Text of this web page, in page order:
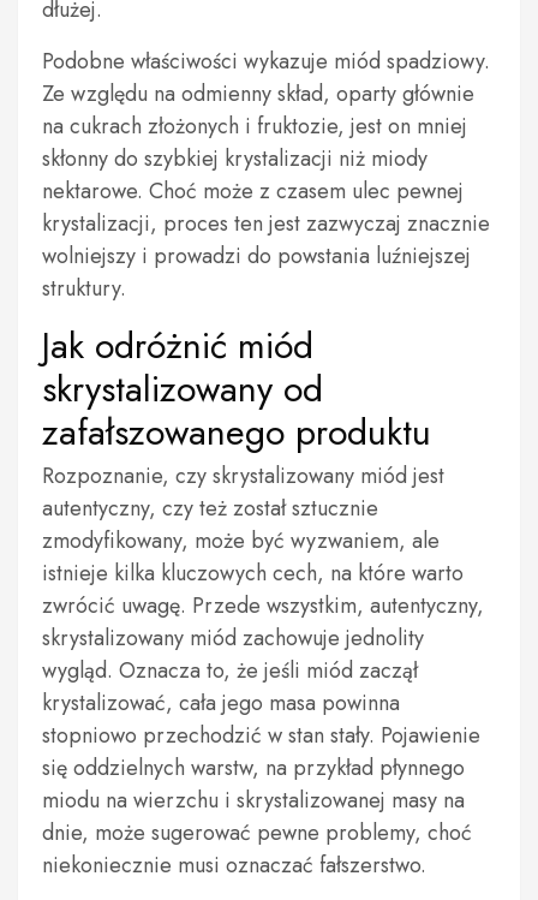
dłużej.
Podobne właściwości wykazuje miód spadziowy.
Ze względu na odmienny skład, oparty głównie
na cukrach złożonych i fruktozie, jest on mniej
skłonny do szybkiej krystalizacji niż miody
nektarowe. Choć może z czasem ulec pewnej
krystalizacji, proces ten jest zazwyczaj znacznie
wolniejszy i prowadzi do powstania luźniejszej
struktury.
Jak odróżnić miód
skrystalizowany od
zafałszowanego produktu
Rozpoznanie, czy skrystalizowany miód jest
autentyczny, czy też został sztucznie
zmodyfikowany, może być wyzwaniem, ale
istnieje kilka kluczowych cech, na które warto
zwrócić uwagę. Przede wszystkim, autentyczny,
skrystalizowany miód zachowuje jednolity
wygląd. Oznacza to, że jeśli miód zaczął
krystalizować, cała jego masa powinna
stopniowo przechodzić w stan stały. Pojawienie
się oddzielnych warstw, na przykład płynnego
miodu na wierzchu i skrystalizowanej masy na
dnie, może sugerować pewne problemy, choć
niekoniecznie musi oznaczać fałszerstwo.